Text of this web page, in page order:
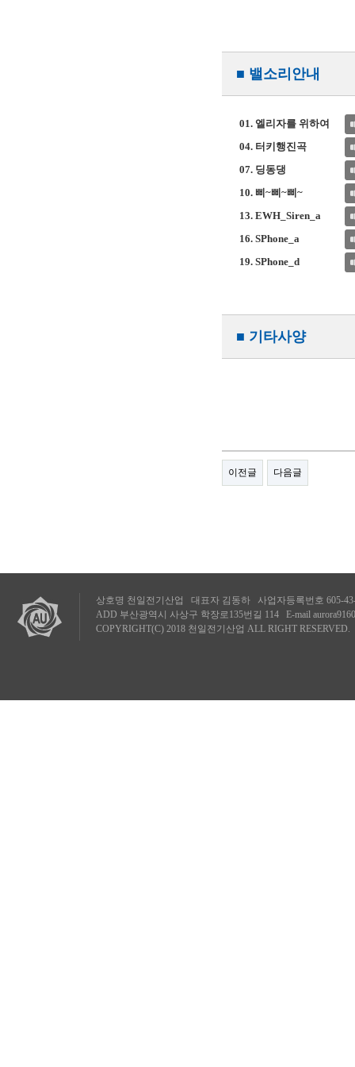
■ 밸소리안내
01. 엘리자를 위하여
04. 터키행진곡
07. 딩동댕
10. 삐~삐~삐~
13. EWH_Siren_a
16. SPhone_a
19. SPhone_d
■ 기타사양
이전글 다음글
상호명 천일전기산업 대표자 김동하 사업자등록번호 605-
ADD 부산광역시 사상구 학장로135번길 114 E-mail
COPYRIGHT(C) 2018 천일전기산업 ALL RIGHT RESERVED.